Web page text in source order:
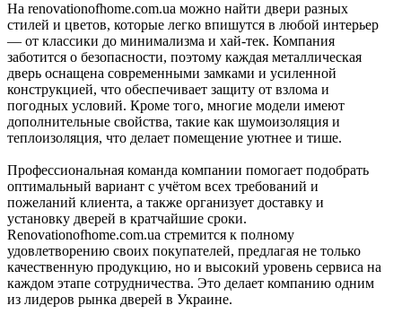
На renovationofhome.com.ua можно найти двери разных
стилей и цветов, которые легко впишутся в любой интерьер
— от классики до минимализма и хай-тек. Компания
заботится о безопасности, поэтому каждая металлическая
дверь оснащена современными замками и усиленной
конструкцией, что обеспечивает защиту от взлома и
погодных условий. Кроме того, многие модели имеют
дополнительные свойства, такие как шумоизоляция и
теплоизоляция, что делает помещение уютнее и тише.
Профессиональная команда компании помогает подобрать
оптимальный вариант с учётом всех требований и
пожеланий клиента, а также организует доставку и
установку дверей в кратчайшие сроки.
Renovationofhome.com.ua стремится к полному
удовлетворению своих покупателей, предлагая не только
качественную продукцию, но и высокий уровень сервиса на
каждом этапе сотрудничества. Это делает компанию одним
из лидеров рынка дверей в Украине.